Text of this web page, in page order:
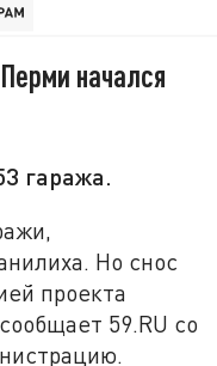
начался
гаража.
Но снос
проекта
59.RU со